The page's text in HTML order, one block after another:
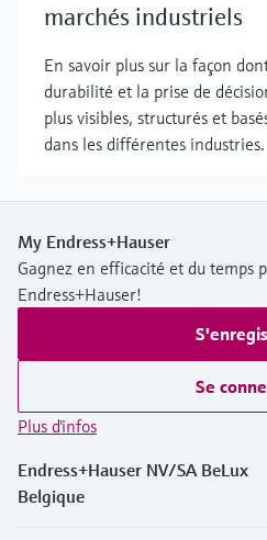
marchés industriels
En savoir plus sur la façon
durabilité et la prise de
plus visibles, structurés et
dans les différentes industries.
My Endress+Hauser
Gagnez en efficacité et du temps
Endress+Hauser!
Se
Plus d'infos
Endress+Hauser NV/SA BeLux
Belgique